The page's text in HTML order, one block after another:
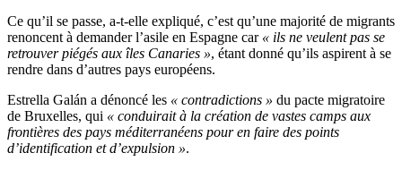
Ce qu’il se passe, a-t-elle expliqué, c’est qu’une majorité de migrants
renoncent à demander l’asile en Espagne car « ils ne veulent pas se
retrouver piégés aux îles Canaries », étant donné qu’ils aspirent à se
rendre dans d’autres pays européens.
Estrella Galán a dénoncé les « contradictions » du pacte migratoire
de Bruxelles, qui « conduirait à la création de vastes camps aux
frontières des pays méditerranéens pour en faire des points
d’identification et d’expulsion ».